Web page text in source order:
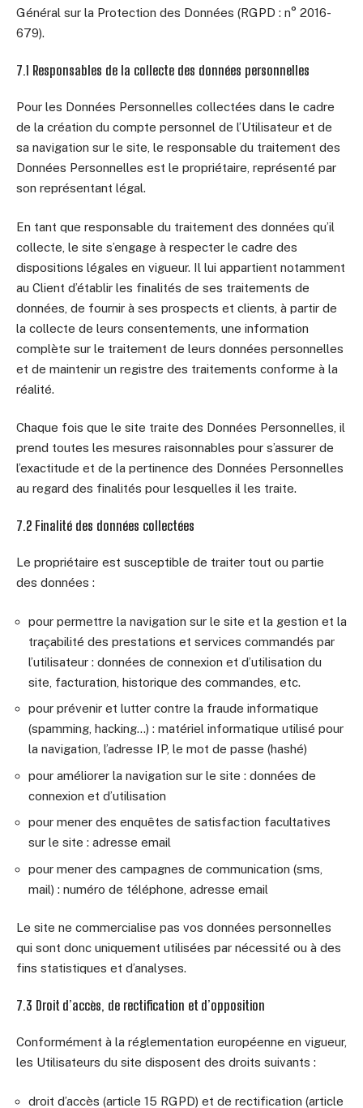
Général sur la Protection des Données (RGPD : n° 2016-
679).
7.1 Responsables de la collecte des données personnelles
Pour les Données Personnelles collectées dans le cadre
de la création du compte personnel de l’Utilisateur et de
sa navigation sur le site, le responsable du traitement des
Données Personnelles est le propriétaire, représenté par
son représentant légal.
En tant que responsable du traitement des données qu’il
collecte, le site s’engage à respecter le cadre des
dispositions légales en vigueur. Il lui appartient notamment
au Client d’établir les finalités de ses traitements de
données, de fournir à ses prospects et clients, à partir de
la collecte de leurs consentements, une information
complète sur le traitement de leurs données personnelles
et de maintenir un registre des traitements conforme à la
réalité.
Chaque fois que le site traite des Données Personnelles, il
prend toutes les mesures raisonnables pour s’assurer de
l’exactitude et de la pertinence des Données Personnelles
au regard des finalités pour lesquelles il les traite.
7.2 Finalité des données collectées
Le propriétaire est susceptible de traiter tout ou partie
des données :
pour permettre la navigation sur le site et la gestion et la
traçabilité des prestations et services commandés par
l’utilisateur : données de connexion et d’utilisation du
site, facturation, historique des commandes, etc.
pour prévenir et lutter contre la fraude informatique
(spamming, hacking…) : matériel informatique utilisé pour
la navigation, l’adresse IP, le mot de passe (hashé)
pour améliorer la navigation sur le site : données de
connexion et d’utilisation
pour mener des enquêtes de satisfaction facultatives
sur le site : adresse email
pour mener des campagnes de communication (sms,
mail) : numéro de téléphone, adresse email
Le site ne commercialise pas vos données personnelles
qui sont donc uniquement utilisées par nécessité ou à des
fins statistiques et d’analyses.
7.3 Droit d’accès, de rectification et d’opposition
Conformément à la réglementation européenne en vigueur,
les Utilisateurs du site disposent des droits suivants :
droit d’accès (article 15 RGPD) et de rectification (article